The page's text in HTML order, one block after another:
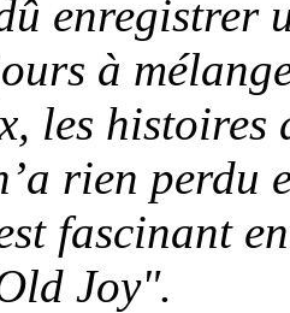
enregistrer
à
les histoires
rien perdu
fascinant
Joy".